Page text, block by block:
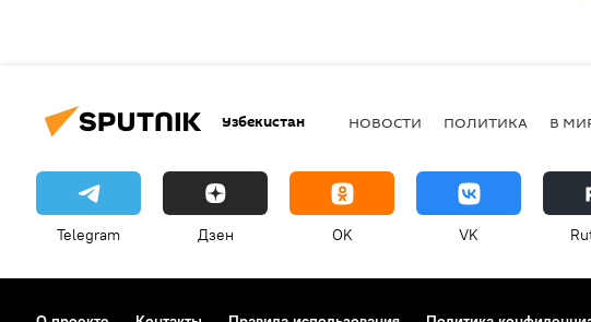
Узбекистан НОВОСТИ ПОЛИТИКА В
Telegram Дзен OK VK